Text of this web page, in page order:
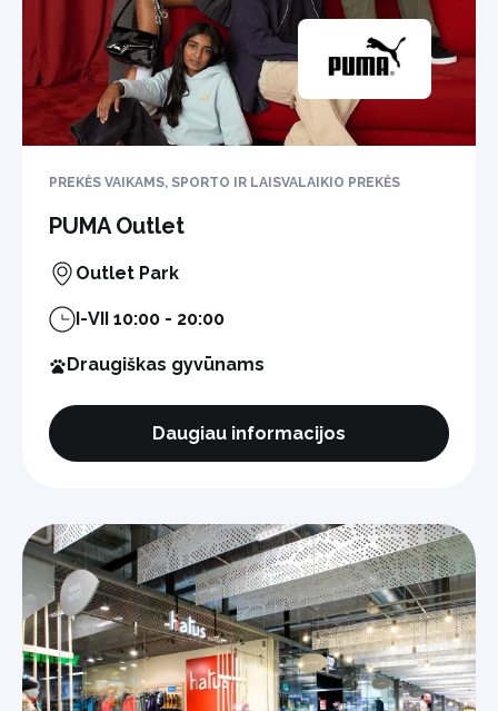
PREKĖS VAIKAMS, SPORTO IR LAISVALAIKIO PREKĖS
PUMA Outlet
Outlet Park
I-VII 10:00 - 20:00
Draugiškas gyvūnams
Daugiau informacijos